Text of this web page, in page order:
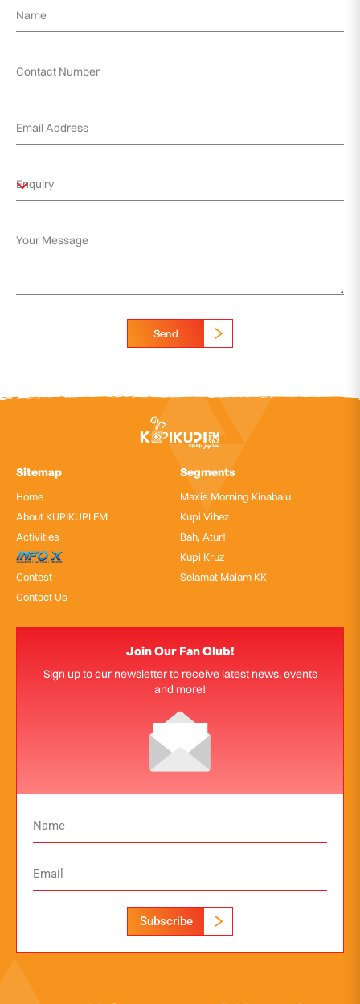
Send
Sitemap
Home
About KUPIKUPI FM
Activities
InfoX
Contest
Contact Us
Segments
Maxis Morning Kinabalu
Kupi Vibez
Bah, Atur!
Kupi Kruz
Selamat Malam KK
Join Our Fan Club!
Sign up to our newsletter to receive latest news, events
and more!
Subscribe